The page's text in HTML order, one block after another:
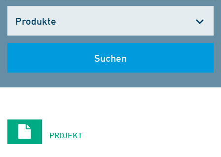
wählen
Suchen
PROJEKT